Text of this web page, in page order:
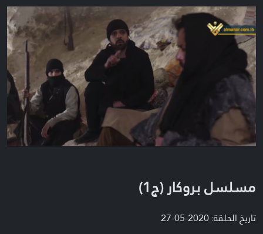
مسلسل بروكار (ج1)
تاريخ الحلقة: 2020-05-27